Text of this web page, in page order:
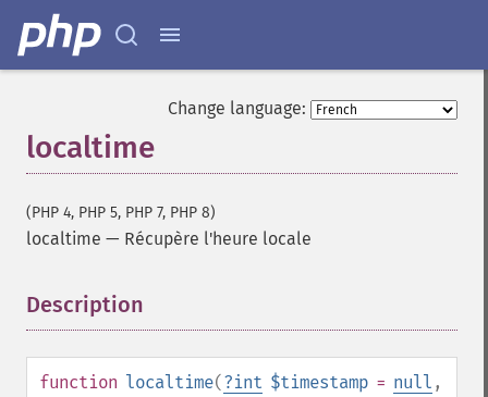
Change language:
localtime
(PHP 4, PHP 5, PHP 7, PHP 8)
localtime — Récupère l'heure locale
Description
function localtime(?int $timestamp = null ,